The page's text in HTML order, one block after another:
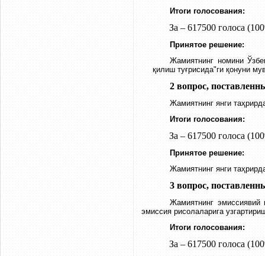
Итоги голосования:
За – 617500 голоса
Принятое решение:
Жамиятнинг номини
қилиш туғрисида"ги қонуни
2 вопрос,
Жамиятнинг янги
Итоги голосования:
За – 617500 голоса
Принятое решение:
Жамиятнинг янги
3 вопрос,
Жамиятнинг эмиссиявий
эмиссия рисолаларига
Итоги голосования:
За – 617500 голоса